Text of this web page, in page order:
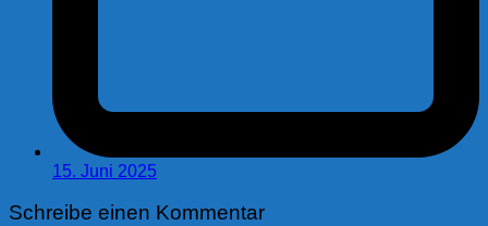
15. Juni 2025
Schreibe einen Kommentar